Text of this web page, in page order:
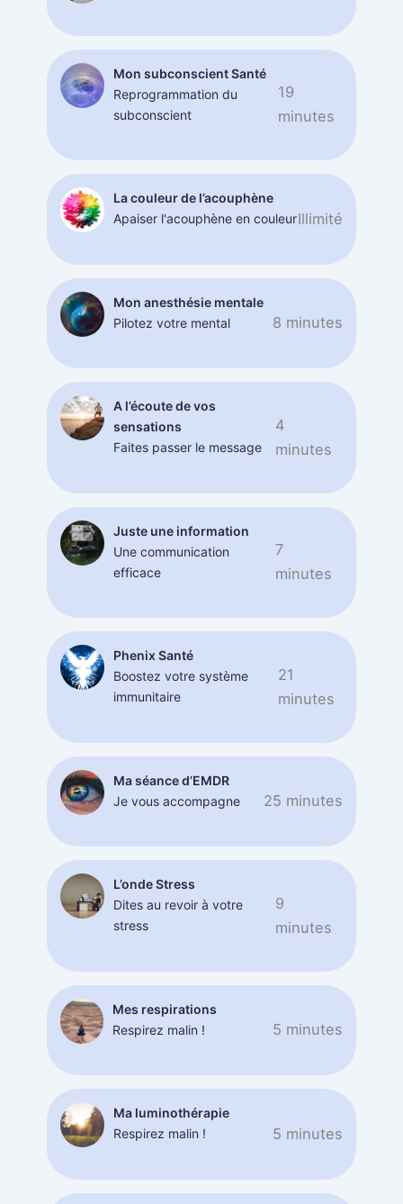
Mon subconscient Santé
Reprogrammation du
subconscient
19
minutes
La couleur de l’acouphène
Apaiser l'acouphène en couleurIllimité
Mon anesthésie mentale
Pilotez votre mental
8 minutes
A l’écoute de vos
sensations
Faites passer le message
4
minutes
Juste une information
Une communication
efficace
7
minutes
Phenix Santé
Boostez votre système
immunitaire
21
minutes
Ma séance d’EMDR
Je vous accompagne
25 minutes
L’onde Stress
Dites au revoir à votre
stress
9
minutes
Mes respirations
Respirez malin !
5 minutes
Ma luminothérapie
Respirez malin !
5 minutes